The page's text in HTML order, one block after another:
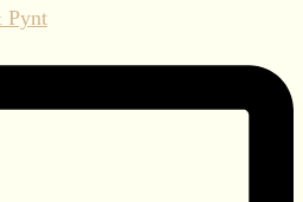
Pynt